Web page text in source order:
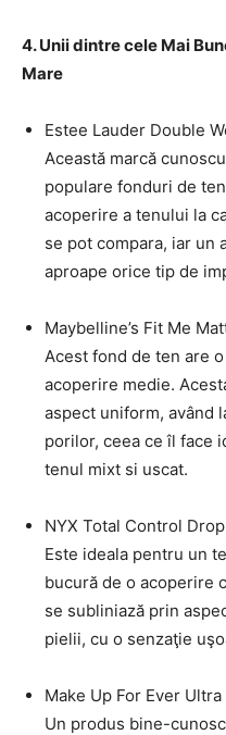
4. Unii dintre cele Mai
Mare
Estee Lauder Double
Această marcă
populare fonduri de
acoperire a tenului la
se pot compara, iar un
aproape orice tip de
Maybelline’s Fit Me
Acest fond de ten are
acoperire medie.
aspect uniform, având
porilor, ceea ce îl face
tenul mixt si uscat.
NYX Total Control
Este ideala pentru un
bucură de o acoperire
se subliniază prin
pielii, cu o senzaţie
Make Up For Ever
Un produs bine-